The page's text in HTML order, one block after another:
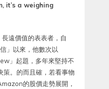
it’s a weighing
遠價值的表表者，自
」以來，他數次以
」起題，多年來堅持不
策。的而且確，若看事物
的股價走勢展開，